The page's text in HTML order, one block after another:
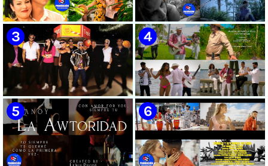
🟡 Susel Gómez (La China) ||
¨Oye Mi Leloley¨ || Director:
Onelio Jesús Larralde González
|| Música popular bailable
cubana || Videoclip || CUBA
🟢 Pirro | ¨Vuelve a mi¨ |
Videoclip | Música Urbana
Cubana | Artistas Cubanos |
Canción | CUBA
🔴 Osmani García & Varios
Artistas | ¨Chupi Chupi¨ |
🟡 Tico González - ¨Aunque se
pare la mula¨ - Videoclip -